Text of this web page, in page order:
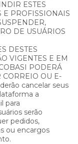
ESTES
E PROFISSIONAIS
DE USUÁRIOS
DESTES
VIGENTES E EM
PODERÁ
CORREIO OU E-
cancelar seus
a
para
serão
pedidos,
ou encargos